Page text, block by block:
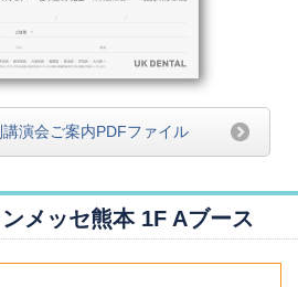
演会ご案内PDFファイル
メッセ熊本 1F Aブース